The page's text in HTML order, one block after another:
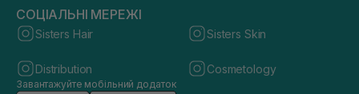
СОЦІАЛЬНІ МЕРЕЖІ
Sisters Hair Sisters Skin
Distribution Cosmetology
Завантажуйте мобільний додаток